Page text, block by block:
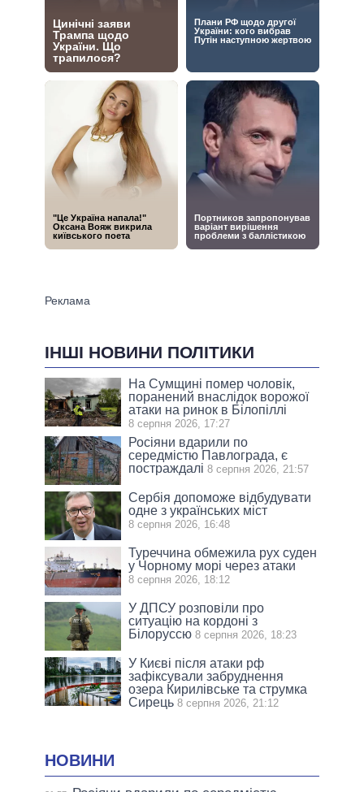
ІНШІ НОВИНИ ПОЛІТИКИ
На Сумщині помер чоловік,
поранений внаслідок ворожої
атаки на ринок в Білопіллі
8 серпня 2026, 17:27
Росіяни вдарили по
середмістю Павлограда, є
постраждалі 8 серпня 2026, 21:57
Сербія допоможе відбудувати
одне з українських міст
8 серпня 2026, 16:48
Туреччина обмежила рух суден
у Чорному морі через атаки
8 серпня 2026, 18:12
У ДПСУ розповіли про
ситуацію на кордоні з
Білоруссю 8 серпня 2026, 18:23
У Києві після атаки рф
зафіксували забруднення
озера Кирилівське та струмка
Сирець 8 серпня 2026, 21:12
НОВИНИ